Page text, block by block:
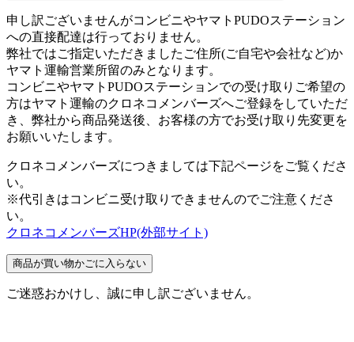
申し訳ございませんがコンビニやヤマトPUDOステーション
への直接配達は行っておりません。
弊社ではご指定いただきましたご住所(ご自宅や会社など)か
ヤマト運輸営業所留のみとなります。
コンビニやヤマトPUDOステーションでの受け取りご希望の
方はヤマト運輸のクロネコメンバーズへご登録をしていただ
き、弊社から商品発送後、お客様の方でお受け取り先変更を
お願いいたします。
クロネコメンバーズにつきましては下記ページをご覧くださ
い。
※代引きはコンビニ受け取りできませんのでご注意くださ
い。
クロネコメンバーズHP(外部サイト)
商品が買い物かごに入らない
ご迷惑おかけし、誠に申し訳ございません。